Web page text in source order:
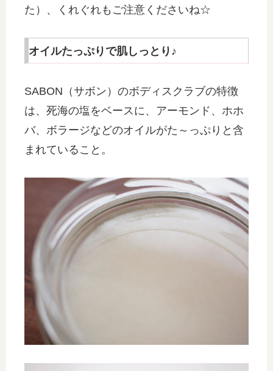
た）、くれぐれもご注意くださいね☆
オイルたっぷりで肌しっとり♪
SABON（サボン）のボディスクラブの特徴
は、死海の塩をベースに、アーモンド、ホホ
バ、ボラージなどのオイルがた～っぷりと含
まれていること。